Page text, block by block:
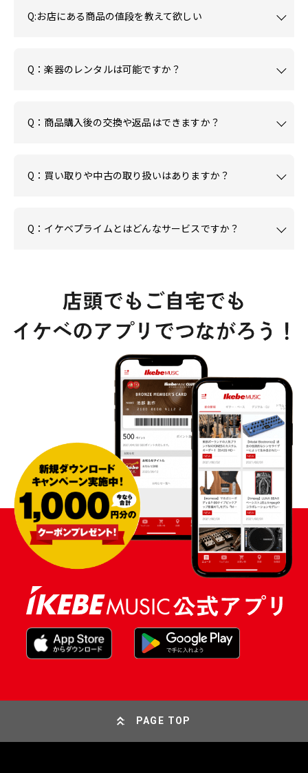
Q:お店にある商品の値段を教えて欲しい
Q：楽器のレンタルは可能ですか？
Q：商品購入後の交換や返品はできますか？
Q：買い取りや中古の取り扱いはありますか？
Q：イケベプライムとはどんなサービスですか？
PAGE TOP